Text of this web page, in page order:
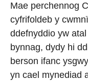
Mae perchennog
cyfrifoldeb y
ddefnyddio yw
bynnag, dydy hi
berson ifanc
yn cael mynediad